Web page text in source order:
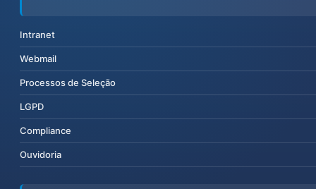
Intranet
Webmail
Processos de Seleção
LGPD
Compliance
Ouvidoria